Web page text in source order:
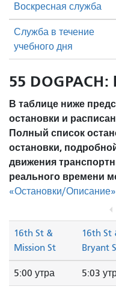
Воскресная служба
Служба в течение
учебного дня
55
В таблице ниже
остановки и
Полный список
остановки,
движения
реального времени
«Остановки/Описание»
16th St &
Mission St
16th St
Bryant
5:00 утра 5:03